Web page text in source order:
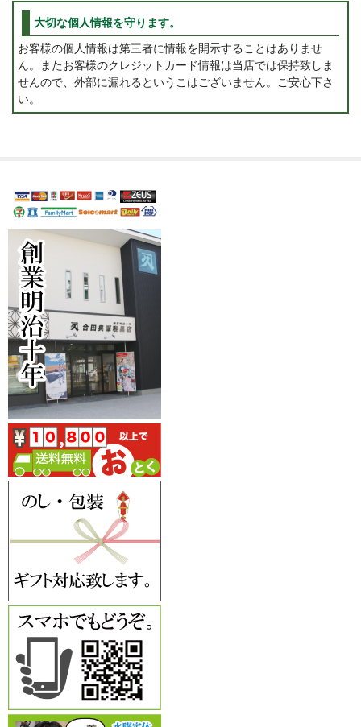
大切な個人情報を守ります。
お客様の個人情報は第三者に情報を開示することはありませ
ん。またお客様のクレジットカード情報は当店では保持致しま
せんので、外部に漏れるというこはございません。ご安心下さ
い。